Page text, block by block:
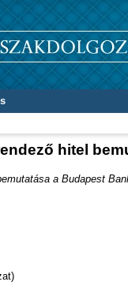
hitel
a Budapest